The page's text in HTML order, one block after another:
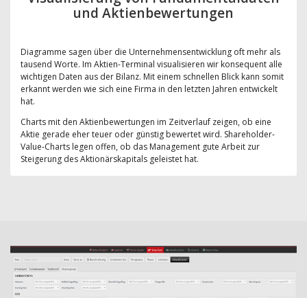
und Aktienbewertungen
Diagramme sagen über die Unternehmensentwicklung oft mehr als
tausend Worte. Im Aktien-Terminal visualisieren wir konsequent alle
wichtigen Daten aus der Bilanz. Mit einem schnellen Blick kann somit
erkannt werden wie sich eine Firma in den letzten Jahren entwickelt
hat.
Charts mit den Aktienbewertungen im Zeitverlauf zeigen, ob eine
Aktie gerade eher teuer oder günstig bewertet wird. Shareholder-
Value-Charts legen offen, ob das Management gute Arbeit zur
Steigerung des Aktionärskapitals geleistet hat.